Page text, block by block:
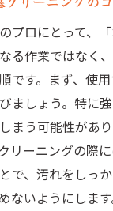
プロにとって、
る作業ではなく
です。まず、使
ましょう。特に
まう可能性があ
リーニングの際
で、汚れをしっ
ないようにしま